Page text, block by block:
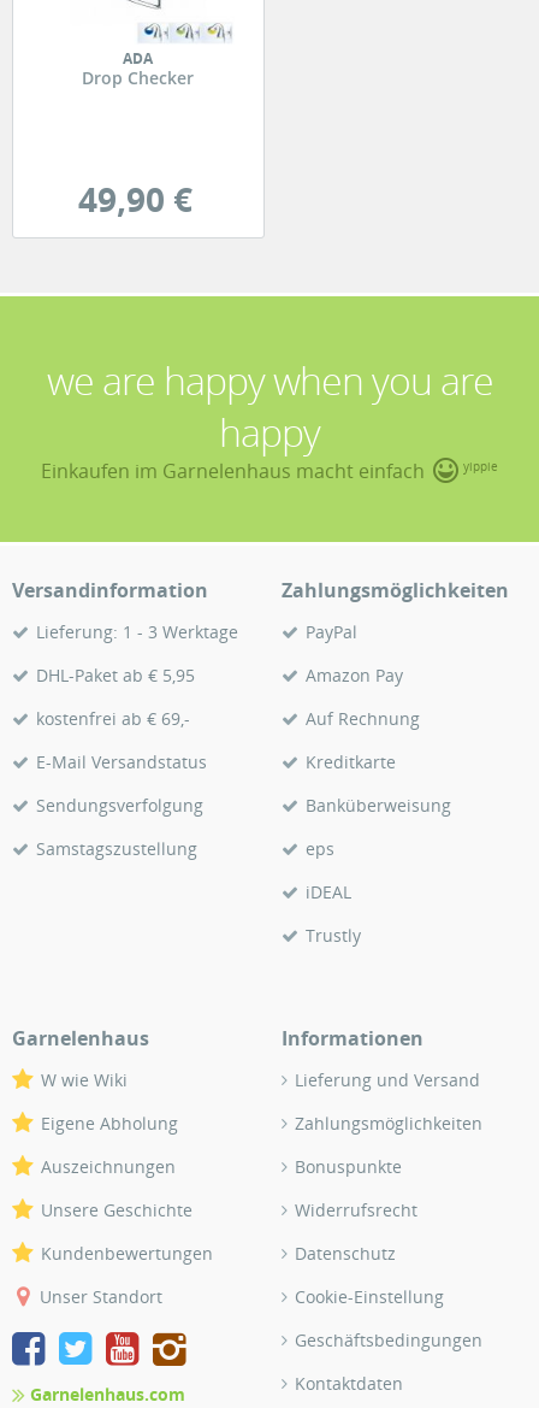
ADA
Drop Checker
49,90 €
we are happy when you are
happy
Einkaufen im Garnelenhaus macht einfach yippie
Versandinformation
Lieferung: 1 - 3 Werktage
DHL-Paket ab € 5,95
kostenfrei ab € 69,-
E-Mail Versandstatus
Sendungsverfolgung
Samstagszustellung
Zahlungsmöglichkeiten
PayPal
Amazon Pay
Auf Rechnung
Kreditkarte
Banküberweisung
eps
iDEAL
Trustly
Garnelenhaus
W wie Wiki
Eigene Abholung
Auszeichnungen
Unsere Geschichte
Kundenbewertungen
Unser Standort
Garnelenhaus.com
Informationen
Lieferung und Versand
Zahlungsmöglichkeiten
Bonuspunkte
Widerrufsrecht
Datenschutz
Cookie-Einstellung
Geschäftsbedingungen
Kontaktdaten